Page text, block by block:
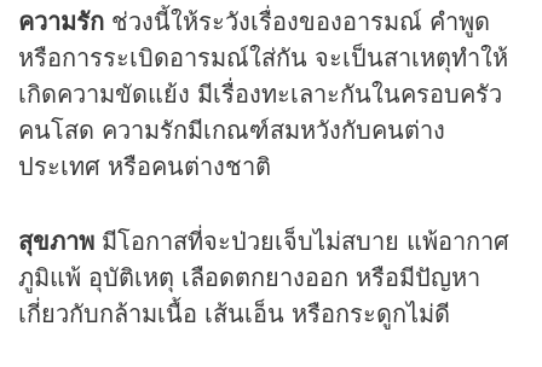
ความรัก ช่วงนี้ให้ระวังเรื่องของอารมณ์ คำพูด
หรือการระเบิดอารมณ์ใส่กัน จะเป็นสาเหตุทำให้
เกิดความขัดแย้ง มีเรื่องทะเลาะกันในครอบครัว
คนโสด ความรักมีเกณฑ์สมหวังกับคนต่าง
ประเทศ หรือคนต่างชาติ
สุขภาพ มีโอกาสที่จะป่วยเจ็บไม่สบาย แพ้อากาศ
ภูมิแพ้ อุบัติเหตุ เลือดตกยางออก หรือมีปัญหา
เกี่ยวกับกล้ามเนื้อ เส้นเอ็น หรือกระดูกไม่ดี